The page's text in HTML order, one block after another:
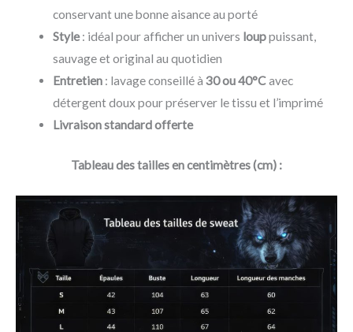
conservant une bonne aisance au porté
Style: idéal pour afficher un univers louppuissant,
sauvage et original au quotidien
Entretien: lavage conseillé à 30 ou 40°Cavec
détergent doux pour préserver le tissu et l’imprimé
Livraison standard offerte
Tableau des tailles en centimètres (cm) :